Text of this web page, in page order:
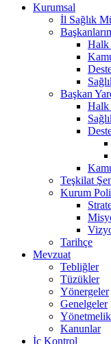
Kurumsal
İl Sağlık
Halk
Başkan
Halk
Teşkilat
Kurum
Tarihçe
Mevzuat
Tebliğler
Tüzükler
Yönergeler
Genelgeler
Kanunlar
İç Kontrol